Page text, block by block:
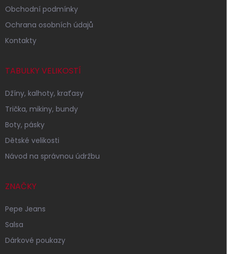
Obchodní podmínky
Ochrana osobních údajů
Kontakty
TABULKY VELIKOSTÍ
Džíny, kalhoty, kraťasy
Trička, mikiny, bundy
Boty, pásky
Dětské velikosti
Návod na správnou údržbu
ZNAČKY
Pepe Jeans
Salsa
Dárkové poukazy